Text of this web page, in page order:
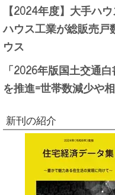
【2024年度】大手ハ
ハウス工業が総販売戸
ウス
「2026年版国土交通
を推進=世帯数減少や
新刊の紹介